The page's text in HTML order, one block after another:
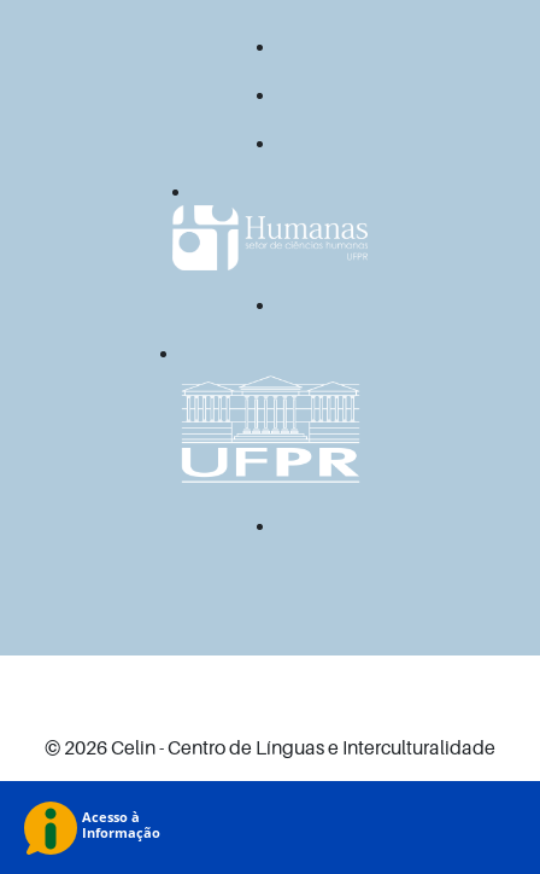
© 2026 Celin - Centro de Línguas e Interculturalidade